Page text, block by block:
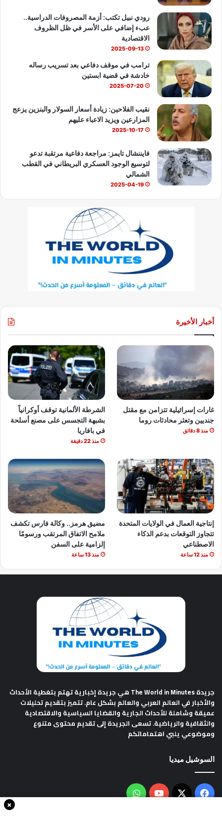
e
رودي نبيل تكتب: أزمة المصروفات الدراسية..
عبء إضافي على الأسر في ظل الظروف
الاقتصادية
2025-09-13
ترامب في موقف دفاعي بعد تسريب رساله
خادشة في قضية ابستين
2025-07-20
نقيب الفلاحين: زيادة أسعار السولار والبنزين يزعج
المزارعين ويزيد الاعباء عليهم
2025-10-17
فايننشال تايمز: مراجعة دفاعية مرتقبة تدعو
لتوسيع الوجود العسكري البريطاني في القطب
الشمالي
2025-04-19
أخبار الأخيرة
غارات إسرائيلية تتزامن مع مقتل
جنديين وتعثر محادثات روما
منذ 8 دقائق
الشرطة الألمانية توقف أوكرانياً
بشبهة التجسس على مصنع أسلحة
في بافاريا
منذ 22 دقيقة
إنتاجية العمال في الولايات المتحدة
تتجاوز التوقعات بدعم الذكاء
الاصطناعي
منذ 12 ساعة
مضيق هرمز.. وكالة فارس تكشف
ملامح الاتفاق المرتقب ورسومًا
إلزامية على السفن
منذ 13 ساعة
جريدة The World in Minutes
هي جريدة إخبارية تهتم بتغطية الأحداث
والأخبار في العالم العربي والعالم بشكل عام. تتميز بتقديم تحليلات
عميقة وشاملة للأحداث الجارية والقضايا السياسية والاقتصادية
والثقافية والرياضية. تسعى الجريدة إلى تقديم محتوى متنوع
وموضوعي يلبي اهتماماتكم
السوشيل ميديا
فيسبوك
‫X
‫YouTubeواتساب
×